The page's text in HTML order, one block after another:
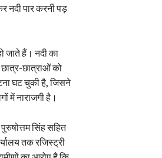
नदी पार करनी पड़
जाते हैं। नदी का
छात्राओं को
घट चुकी है, जिसने
में नाराजगी है।
सिंह सहित
तक रजिस्ट्री